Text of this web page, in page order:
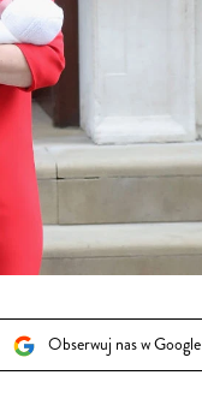
Obserwuj nas w Google